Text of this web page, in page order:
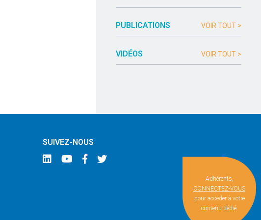
PUBLICATIONS VOIR TOUT >
VIDÉOS VOIR TOUT >
SUIVEZ-NOUS
Adhérents,
CONNECTEZ-VOUS
pour accéder à votre
contenu dédié.